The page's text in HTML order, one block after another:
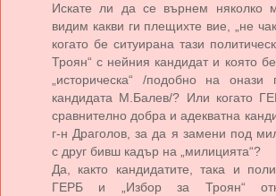
Искате ли да се върнем няколко
видим какви ги плещихте вие, „не
когато бе ситуирана тази
Троян“ с нейния кандидат и която
„историческа“ /подобно на
кандидата М.Балев/? Или когато
сравнително добра и адекватна
г-н Драголов, за да я замени под
с друг бивш кадър на „милицията“?
Да, както кандидатите, така и
ГЕРБ и „Избор за Троян“